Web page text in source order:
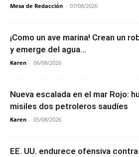
Mesa de Redacción - 07/08/2026
¡Como un ave marina! Crean un
y emerge del agua...
Karen - 06/08/2026
Nueva escalada en el mar Rojo:
misiles dos petroleros saudíes
Karen - 05/08/2026
EE. UU. endurece ofensiva